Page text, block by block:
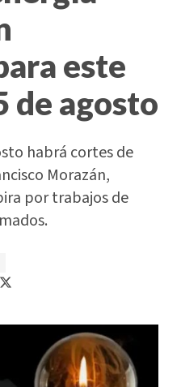
este
de agosto
habrá cortes de
Morazán,
por trabajos de